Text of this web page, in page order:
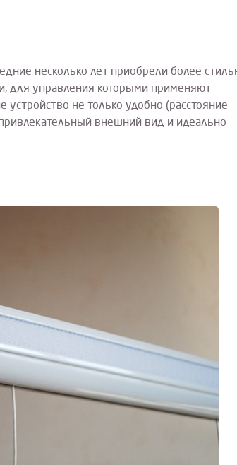
несколько лет приобрели более
для управления которыми применяют
не только удобно (расстояние
внешний вид и идеально